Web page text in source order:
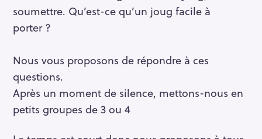
soumettre. Qu’est-ce qu’un joug facile à
porter ?
Nous vous proposons de répondre à ces
questions.
Après un moment de silence, mettons-nous en
petits groupes de 3 ou 4
R
e